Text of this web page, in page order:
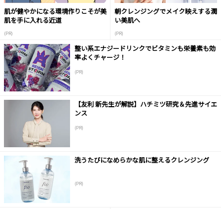
肌が健やかになる環境作りこそが美
肌を手に入れる近道
(PR)
朝クレンジングでメイク映えする潤
い美肌へ
(PR)
整い系エナジードリンクでビタミンも栄養素も効
率よくチャージ！
(PR)
【友利 新先生が解説】ハチミツ研究＆先進サイエ
ンス
(PR)
洗うたびになめらかな肌に整えるクレンジング
(PR)